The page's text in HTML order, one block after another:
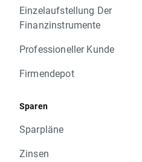
Einzelaufstellung Der
Finanzinstrumente
Professioneller Kunde
Firmendepot
Sparen
Sparpläne
Zinsen